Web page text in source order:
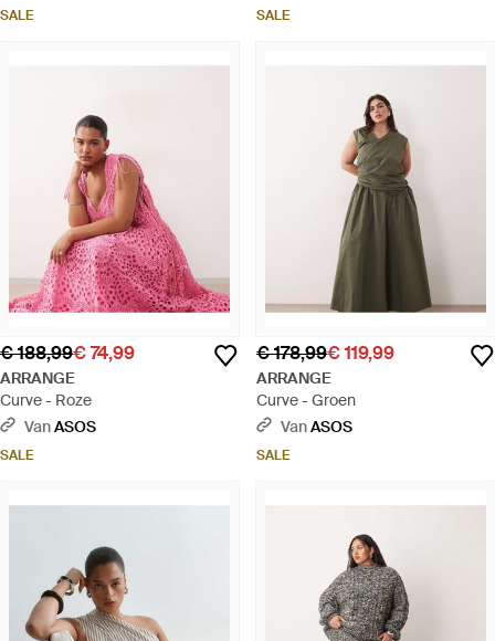
SALE SALE
€ 188,99€ 74,99
ARRANGE
Curve - Roze
VanASOS
SALE
€ 178,99€ 119,99
ARRANGE
Curve - Groen
VanASOS
SALE